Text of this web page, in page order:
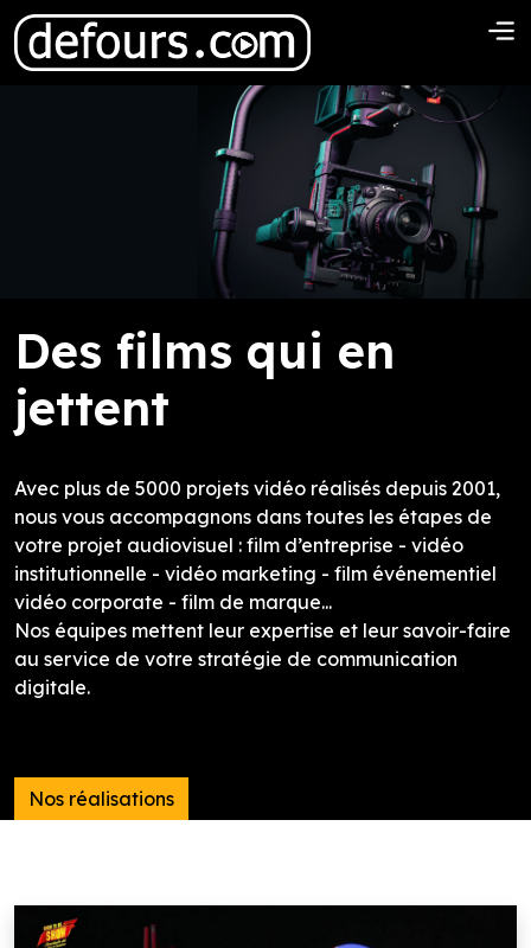
Des films qui en
jettent
Avec plus de 5000 projets vidéo réalisés depuis 2001,
nous vous accompagnons dans toutes les étapes de
votre projet audiovisuel : film d’entreprise - vidéo
institutionnelle - vidéo marketing - film événementiel
vidéo corporate - film de marque...
Nos équipes mettent leur expertise et leur savoir-faire
au service de votre stratégie de communication
digitale.
Nos réalisations